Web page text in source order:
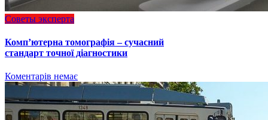
Советы эксперта
Комп’ютерна томографія – сучасний
стандарт точної діагностики
Коментарів немає